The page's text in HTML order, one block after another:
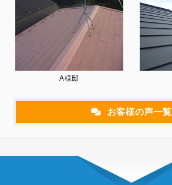
A様邸
お客様の声一覧